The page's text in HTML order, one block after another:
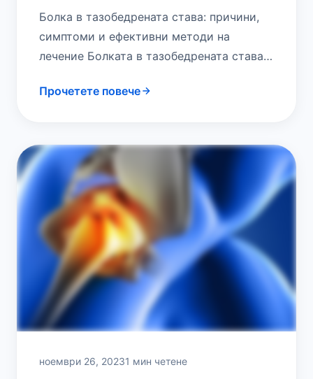
Болка в тазобедрената става: причини,
симптоми и ефективни методи на
лечение Болката в тазобедрената става е
да засегне хора от…
Прочетете повече
ноември 26, 20231 мин четене